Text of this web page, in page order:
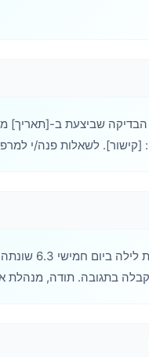
שביצעת ב-[תאריך]
[קישור]. לשאלות פנה/י